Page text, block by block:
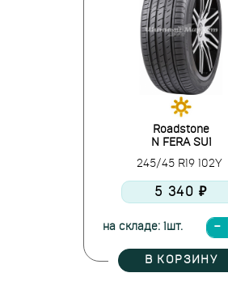
Roadstone
N FERA SU1
245/45 R19 102Y
5 340 ₽
на складе: 1шт.
В КОРЗИНУ